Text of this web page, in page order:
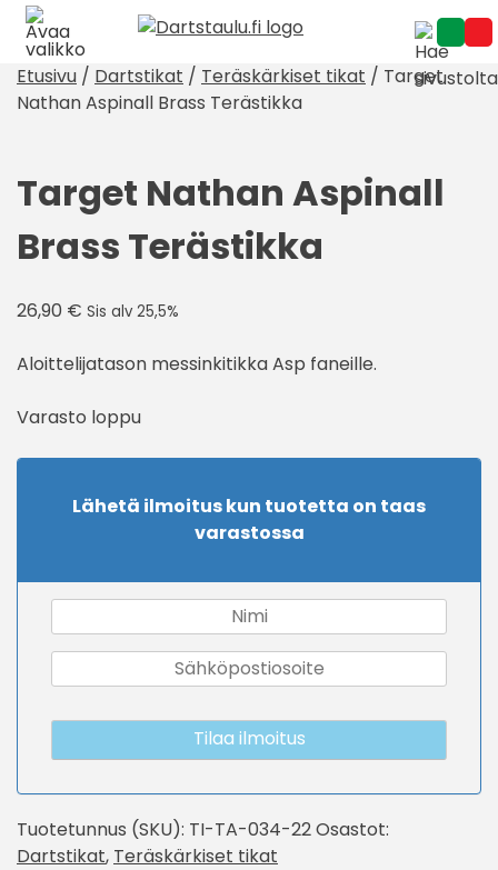
Skip
content
Etusivu / Dartstikat / Teräskärkiset tikat / Target
Nathan Aspinall Brass Terästikka
Target Nathan Aspinall
Brass Terästikka
26,90 € Sis alv 25,5%
Aloittelijatason messinkitikka Asp faneille.
Varasto loppu
Lähetä ilmoitus kun tuotetta on taas
varastossa
Tilaa ilmoitus
Tuotetunnus (SKU): TI-TA-034-22Osastot:
Dartstikat, Teräskärkiset tikat